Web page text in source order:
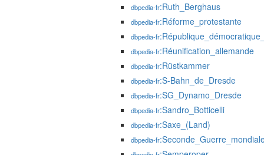
dbpedia-fr:Ruth_Berghaus
dbpedia-fr:Réforme_protestante
dbpedia-fr
dbpedia-fr:Réunification_allemande
dbpedia-fr:Rüstkammer
dbpedia-fr:S-Bahn_de_Dresde
dbpedia-fr:SG_Dynamo_Dresde
dbpedia-fr:Sandro_Botticelli
dbpedia-fr:Saxe_(Land)
dbpedia-fr